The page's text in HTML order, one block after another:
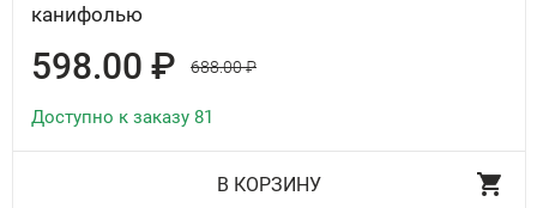
канифолью
598.00 ₽ 688.00 ₽
Доступно к заказу 81
В КОРЗИНУ